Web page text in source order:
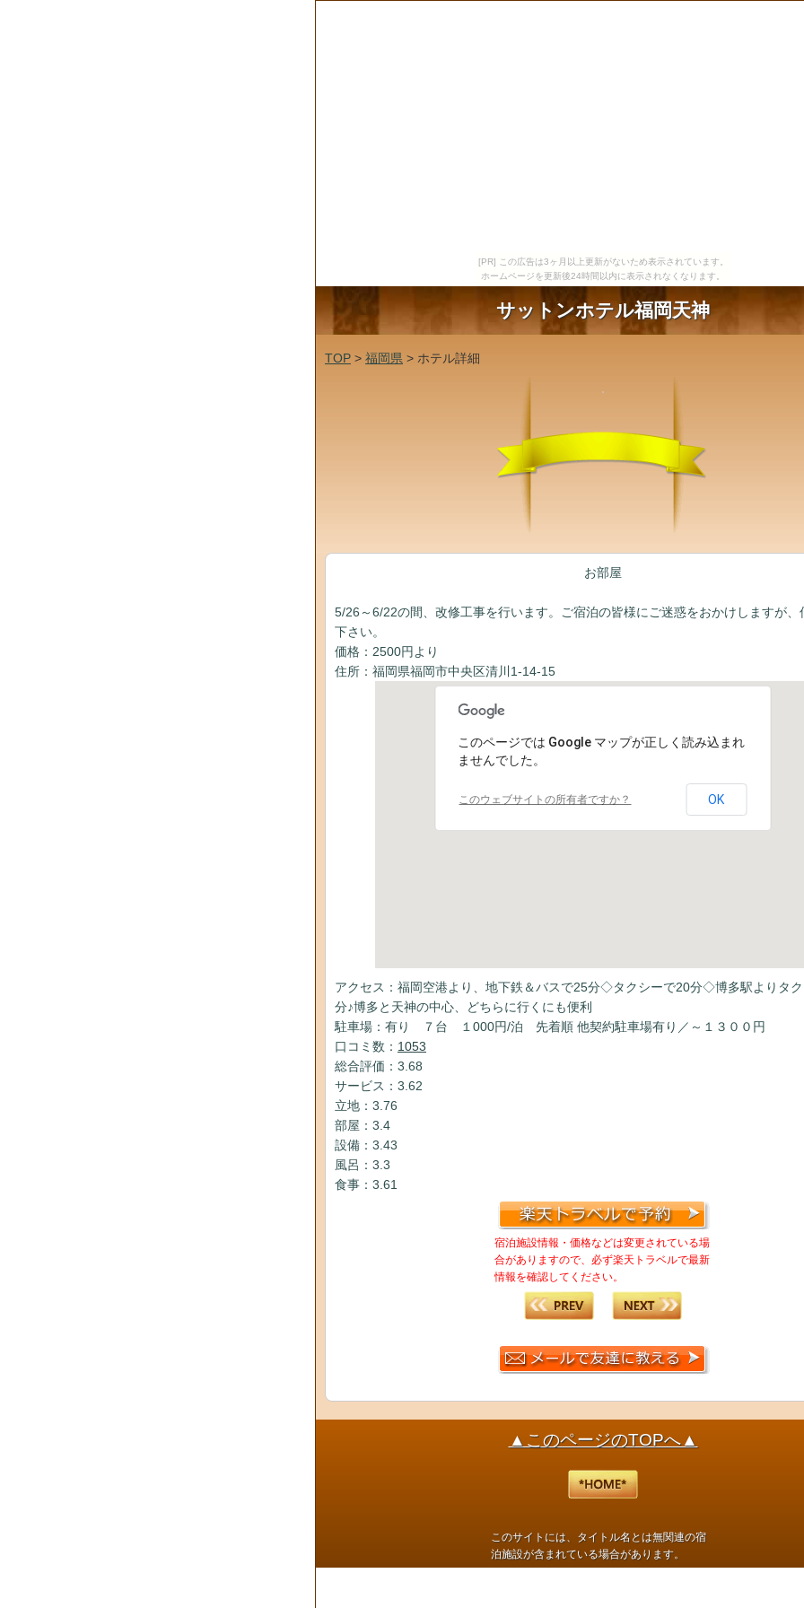
[PR] この広告は3ヶ月以上更新がないため表示されています。
ホームページを更新後24時間以内に表示されなくなります。
サットンホテル福岡天神
TOP > 福岡県 > ホテル詳細
お部屋
5/26～6/22の間、改修工事を行います。ご宿泊の皆様にご迷惑をおかけしますが、
下さい。
価格：2500円より
住所：福岡県福岡市中央区清川1-14-15
このページでは Google マップが正しく読み込まれ
ませんでした。
このウェブサイトの所有者ですか？ OK
アクセス：福岡空港より、地下鉄＆バスで25分◇タクシーで20分◇博多駅よりタ
分♪博多と天神の中心、どちらに行くにも便利
駐車場：有り ７台 １000円/泊 先着順 他契約駐車場有り／～１３００円
口コミ数： 1053
総合評価：3.68
サービス：3.62
立地：3.76
部屋：3.4
設備：3.43
風呂：3.3
食事：3.61
宿泊施設情報・価格などは変更されている場
合がありますので、必ず楽天トラベルで最新
情報を確認してください。
▲このページのTOPへ▲
このサイトには、タイトル名とは無関連の宿
泊施設が含まれている場合があります。